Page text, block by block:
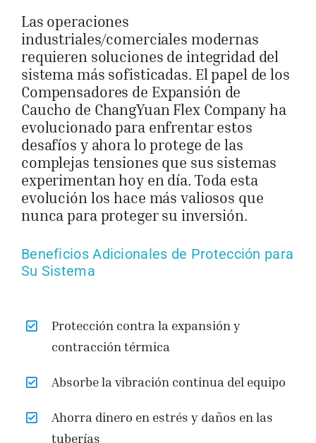
Las operaciones
industriales/comerciales modernas
requieren soluciones de integridad del
sistema más sofisticadas. El papel de los
Compensadores de Expansión de
Caucho de ChangYuan Flex Company ha
evolucionado para enfrentar estos
desafíos y ahora lo protege de las
complejas tensiones que sus sistemas
experimentan hoy en día. Toda esta
evolución los hace más valiosos que
nunca para proteger su inversión.
Beneficios Adicionales de Protección para
Su Sistema
Protección contra la expansión y
contracción térmica
Absorbe la vibración continua del equipo
Ahorra dinero en estrés y daños en las
tuberías